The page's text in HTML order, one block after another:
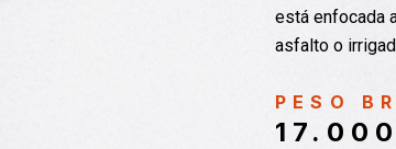
está enfocada
asfalto o
PESO